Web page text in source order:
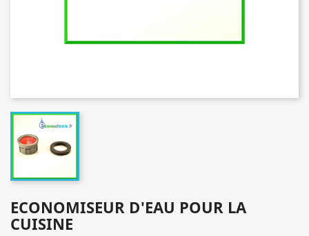
ECONOMISEUR D'EAU POUR LA
CUISINE